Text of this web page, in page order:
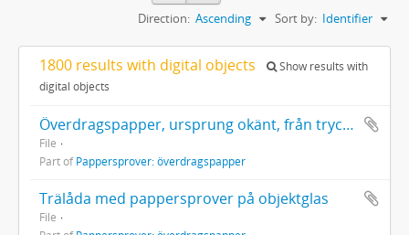
Sort by: Identifier
Direction: Ascending
1800 results with digital objects
Show results with
digital objects
Överdragspapper, ursprung okänt, från tryckeriets gamla lager 2007
File
Part ofPappersprover: överdragspapper
Trälåda med pappersprover på objektglas
File